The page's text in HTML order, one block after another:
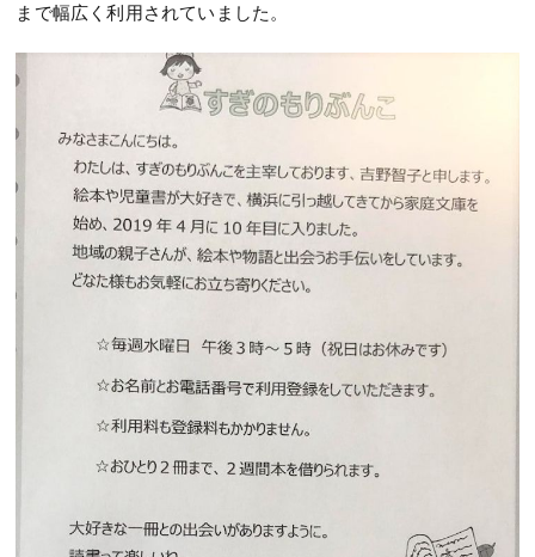
まで幅広く利用されていました。